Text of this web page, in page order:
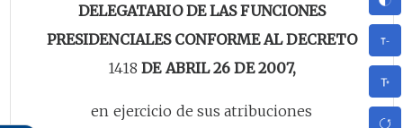
DELEGATARIO DE LAS FUNCIONES
PRESIDENCIALES CONFORME AL DECRETO
1418 DE ABRIL 26 DE 2007,
en ejercicio de sus atribuciones